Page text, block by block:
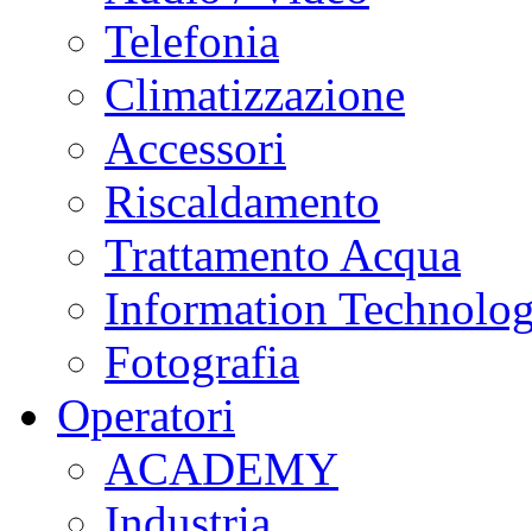
Telefonia
Climatizzazione
Accessori
Riscaldamento
Trattamento Acqua
Information
Fotografia
Operatori
ACADEMY